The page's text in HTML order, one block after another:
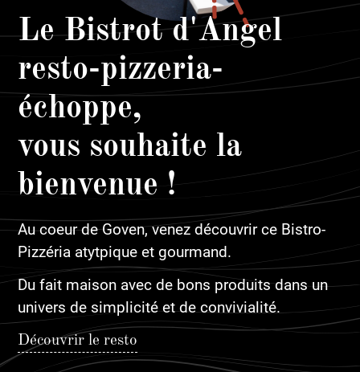
Le Bistrot d'Angel
resto-pizzeria-
échoppe,
vous souhaite la
bienvenue !
Au coeur de Goven, venez découvrir ce Bistro-
Pizzéria atytpique et gourmand.
Du fait maison avec de bons produits dans un
univers de simplicité et de convivialité.
Découvrir le resto